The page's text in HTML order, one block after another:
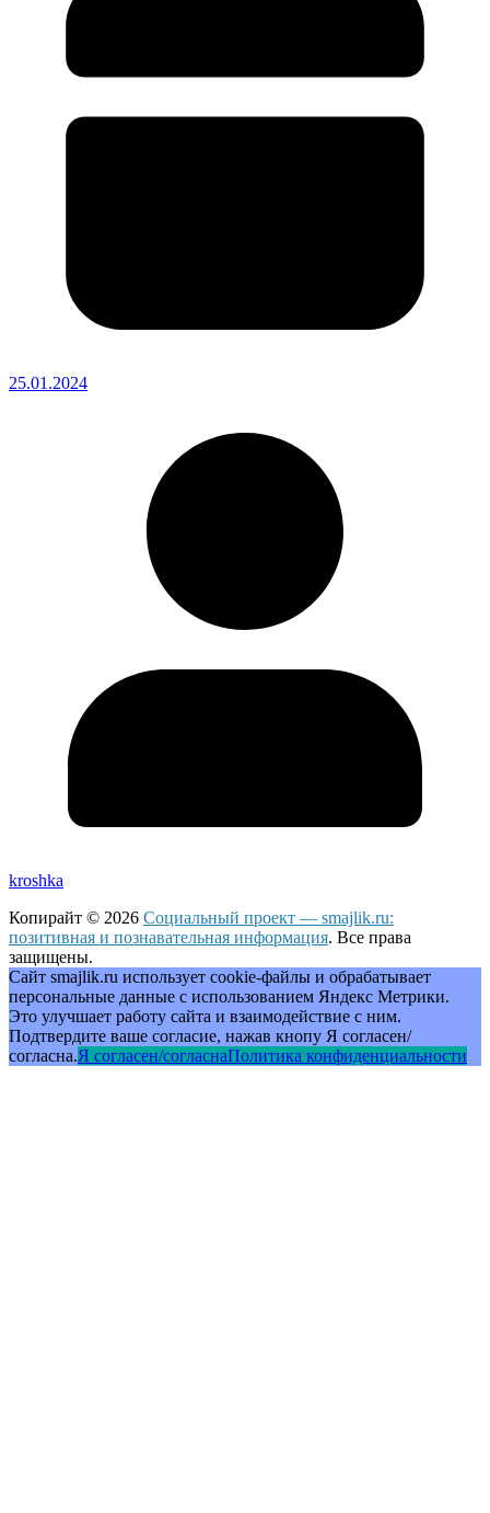
25.01.2024
kroshka
Копирайт © 2026 Социальный проект — smajlik.ru:
позитивная и познавательная информация. Все права
защищены.
Сайт smajlik.ru использует cookie-файлы и обрабатывает
персональные данные с использованием Яндекс Метрики.
Это улучшает работу сайта и взаимодействие с ним.
Подтвердите ваше согласие, нажав кнопу Я согласен/
согласна.Я согласен/согласнаПолитика конфиденциальности